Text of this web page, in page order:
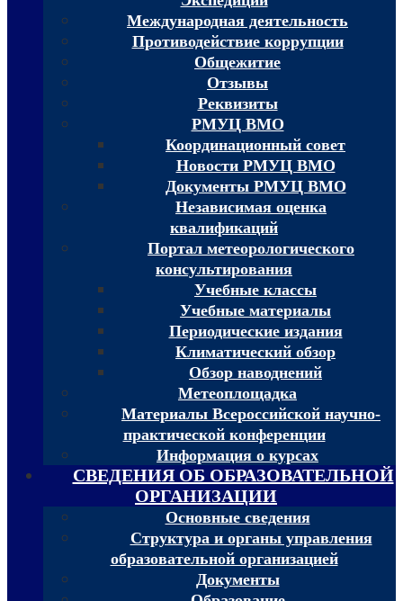
Международная деятельность
Противодействие коррупции
Общежитие
Отзывы
Реквизиты
РМУЦ ВМО
Координационный совет
Новости РМУЦ ВМО
Документы РМУЦ ВМО
Независимая оценка
квалификаций
Портал метеорологического
консультирования
Учебные классы
Учебные материалы
Периодические издания
Климатический обзор
Обзор наводнений
Метеоплощадка
Материалы Всероссийской научно-
практической конференции
Информация о курсах
СВЕДЕНИЯ ОБ ОБРАЗОВАТЕЛЬНОЙ
ОРГАНИЗАЦИИ
Основные сведения
Структура и органы управления
образовательной организацией
Документы